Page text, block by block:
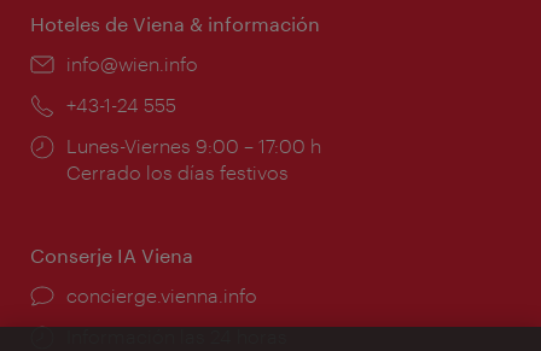
Hoteles de Viena & información
e-
info@wien.info
Teléfono:
+43-1-24 555
Horarios
de
Lunes-Viernes 9:00 – 17:00 h
Cerrado los días festivos
Conserje IA Viena
concierge.vienna.info